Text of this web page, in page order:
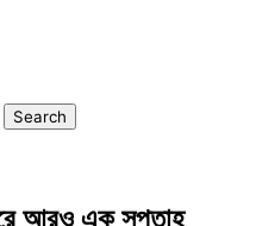
আরও এক সপ্তাহ